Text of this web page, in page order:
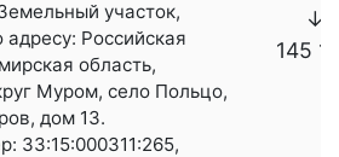
участок,
Российская
область,
Муром, село Польцо,
дом 13.
33:15:000311:265,
↓
145